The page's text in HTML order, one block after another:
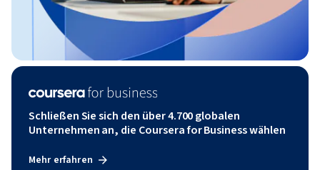
Schließen Sie sich den über 4.700 globalen
Unternehmen an, die Coursera for Business wählen
Mehr erfahren